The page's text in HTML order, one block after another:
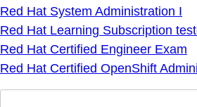
Red Hat System Administration I
Red Hat Learning Subscription
Red Hat Certified Engineer Exam
Red Hat Certified OpenShift